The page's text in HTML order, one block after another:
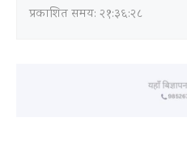
प्रकाशित समय: २१:३६:२८